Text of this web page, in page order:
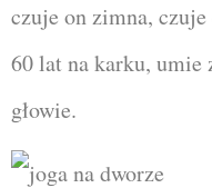
czuje on zimna,
60 lat na karku, umie
głowie.